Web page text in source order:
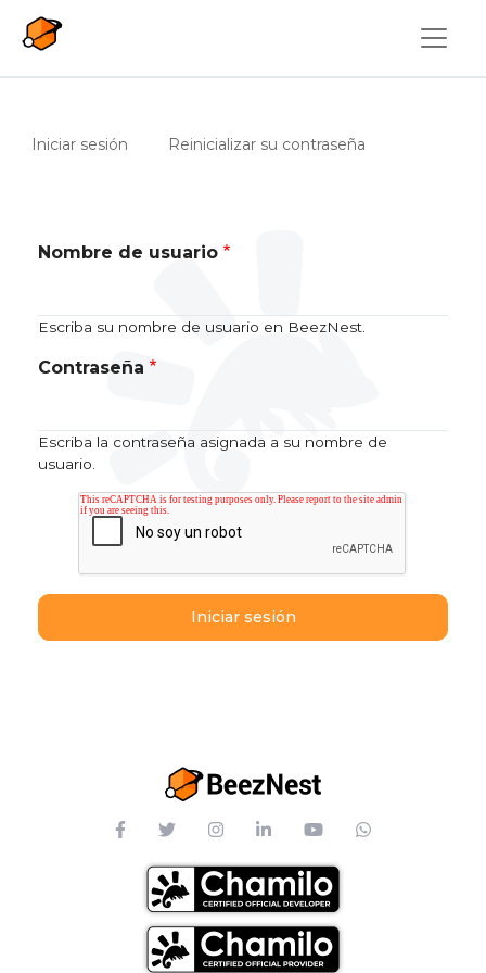
Solapas principales
Iniciar sesión (solapa activa)
Reinicializar su contraseña
Nombre de usuario
Escriba su nombre de usuario en BeezNest.
Contraseña
Escriba la contraseña asignada a su nombre de
usuario.